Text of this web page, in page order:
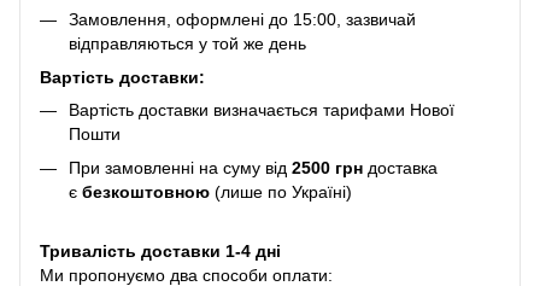
Замовлення, оформлені до 15:00, зазвичай
відправляються у той же день
Вартість доставки:
Вартість доставки визначається тарифами Нової
Пошти
При замовленні на суму від 2500 грн доставка
є безкоштовною (лише по Україні)
Тривалість доставки 1-4 дні
Ми пропонуємо два способи оплати: